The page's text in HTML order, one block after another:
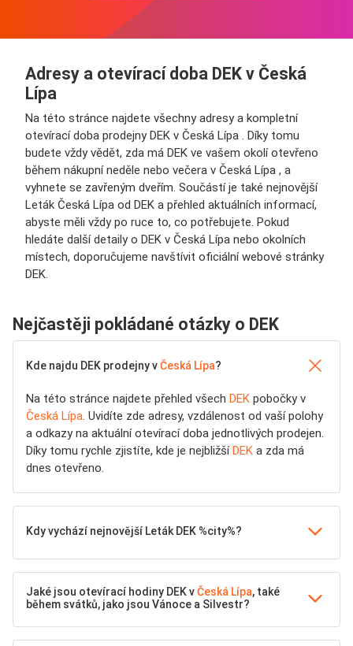
Adresy a otevírací doba DEK v Česká
Lípa
Na této stránce najdete všechny adresy a kompletní
otevírací doba prodejny DEK v Česká Lípa . Díky tomu
budete vždy vědět, zda má DEK ve vašem okolí otevřeno
během nákupní neděle nebo večera v Česká Lípa , a
vyhnete se zavřeným dveřím. Součástí je také nejnovější
Leták Česká Lípa od DEK a přehled aktuálních informací,
abyste měli vždy po ruce to, co potřebujete. Pokud
hledáte další detaily o DEK v Česká Lípa nebo okolních
místech, doporučujeme navštívit oficiální webové stránky
DEK.
Nejčastěji pokládané otázky o DEK
Kde najdu DEK prodejny vČeská Lípa?
Na této stránce najdete přehled všech DEK pobočky v
Česká Lípa. Uvidíte zde adresy, vzdálenost od vaší polohy
a odkazy na aktuální otevírací doba jednotlivých prodejen.
Díky tomu rychle zjistíte, kde je nejbližšíDEK a zda má
dnes otevřeno.
Kdy vychází nejnovější Leták DEK %city%?
Jaké jsou otevírací hodiny DEK vČeská Lípa, také
během svátků, jako jsou Vánoce a Silvestr?